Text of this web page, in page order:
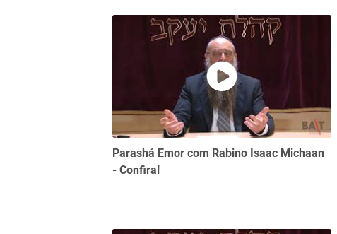
Parashá Emor com Rabino Isaac Michaan
- Confira!